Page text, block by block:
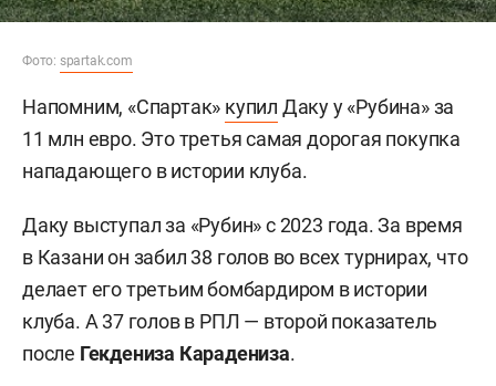
Фото: spartak.com
Напомним, «Спартак» купил Даку у «Рубина» за
11 млн евро. Это третья самая дорогая покупка
нападающего в истории клуба.
Даку выступал за «Рубин» с 2023 года. За время
в Казани он забил 38 голов во всех турнирах, что
делает его третьим бомбардиром в истории
клуба. А 37 голов в РПЛ — второй показатель
после Гекдениза Карадениза.